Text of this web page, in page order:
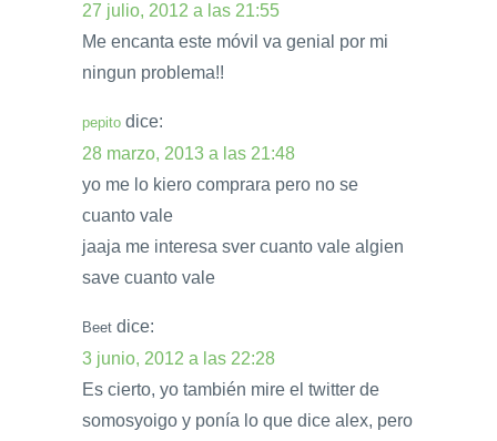
27 julio, 2012 a las 21:55
Me encanta este móvil va genial por mi
ningun problema!!
pepito dice:
28 marzo, 2013 a las 21:48
yo me lo kiero comprara pero no se
cuanto vale
jaaja me interesa sver cuanto vale algien
save cuanto vale
Beet dice:
3 junio, 2012 a las 22:28
Es cierto, yo también mire el twitter de
somosyoigo y ponía lo que dice alex, pero